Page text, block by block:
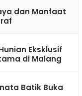
dan Manfaat
Eksklusif
di Malang
Batik Buka